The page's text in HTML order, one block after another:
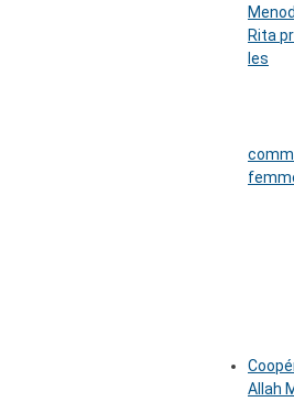
Rita
les
Allah